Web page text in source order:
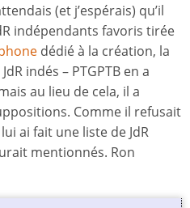
(et j’espérais) qu’il
indépendants favoris tirée
dédié à la création, la
indés – PTGPTB en a
au lieu de cela, il a
Comme il refusait
ai fait une liste de JdR
mentionnés. Ron